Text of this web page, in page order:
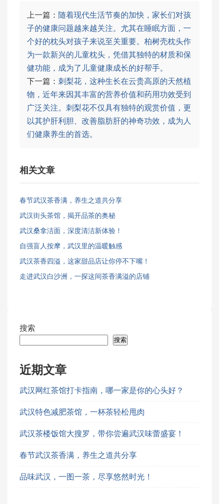
上一篇： 随着现代生活节奏的加快，家长们对孩
子的健康问题越来越关注。尤其在睡眠方面，一
个好的枕头对孩子来说至关重要。柏树壳枕头作
为一款新兴的儿童枕头，凭借其独特的材质和保
健功能，成为了儿童健康成长的好帮手。
下一篇： 刺梨花，这种生长在云贵高原的天然植
物，近年来因其丰富的营养价值和药用功效受到
广泛关注。刺梨花不仅具有独特的观赏价值，更
以其护肝利胆、改善脂肪肝的神奇功效，成为人
们健康养生的首选。
相关文章
春节武汉茶香满，养生之道共分享
武汉街头茶馆，揭开品茶的奥秘
武汉桑拿洁面，深度清洁新体验！
自强盲人按摩，武汉里的温暖触感
武汉茶香四溢，这家甜品店让你停不下嘴！
走进武汉白沙洲，一探这间茶香满溢的店铺
搜索
搜索
近期文章
武汉网红茶馆打卡指南，哪一家是你的心头好？
武汉特色减肥茶馆，一杯茶轻松甩肉
武汉茶楼饭馆大搜罗，带你尝遍武汉味蕾盛宴！
春节武汉茶香满，养生之道共分享
品味武汉，一图一茶，尽享悠然时光！